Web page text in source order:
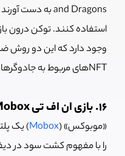
وجود دارد که این دو روش
NFTهای مربوط به جادوگرها یا اژدهاها است.
16. بازی ان اف تی Mobox
«موبوکس» (Mobox
را با مفهوم کشت سود در